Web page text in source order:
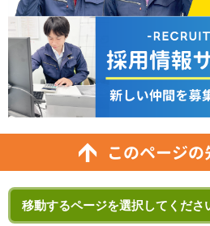
このページ